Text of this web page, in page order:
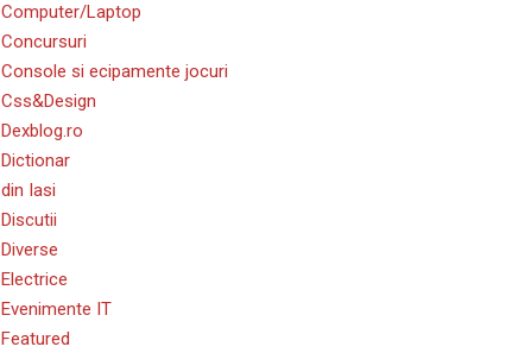
Computer/Laptop
Concursuri
Console si ecipamente jocuri
Css&Design
Dexblog.ro
Dictionar
din Iasi
Discutii
Diverse
Electrice
Evenimente IT
Featured